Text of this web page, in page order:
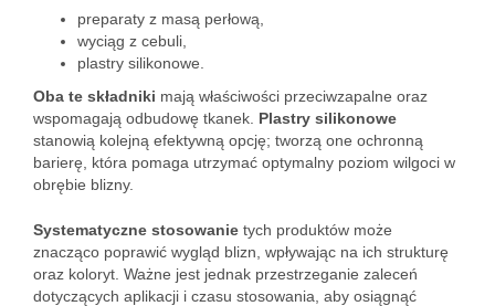
preparaty z masą perłową,
wyciąg z cebuli,
plastry silikonowe.
Oba te składniki mają właściwości przeciwzapalne oraz
wspomagają odbudowę tkanek. Plastry silikonowe
stanowią kolejną efektywną opcję; tworzą one ochronną
barierę, która pomaga utrzymać optymalny poziom wilgoci w
obrębie blizny.
Systematyczne stosowanie tych produktów może
znacząco poprawić wygląd blizn, wpływając na ich strukturę
oraz koloryt. Ważne jest jednak przestrzeganie zaleceń
dotyczących aplikacji i czasu stosowania, aby osiągnąć